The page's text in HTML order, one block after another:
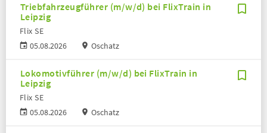
Triebfahrzeugführer (m/w/d) bei FlixTrain in
Leipzig
05.08.2026
Flix SE
Oschatz
Lokomotivführer (m/w/d) bei FlixTrain in
Leipzig
05.08.2026
Flix SE
Oschatz